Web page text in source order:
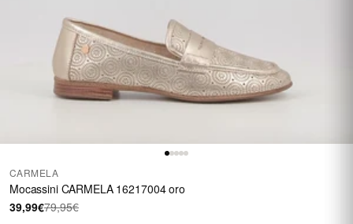
CARMELA
Mocassini CARMELA 16217004 oro
39,99€79,95€